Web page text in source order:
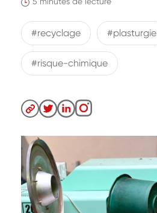
#recyclage #plasturgie
#risque-chimique